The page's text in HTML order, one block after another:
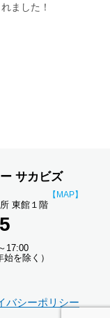
ました！
サカビズ
東館１階
【MAP】
17:00
を除く）
バシーポリシー